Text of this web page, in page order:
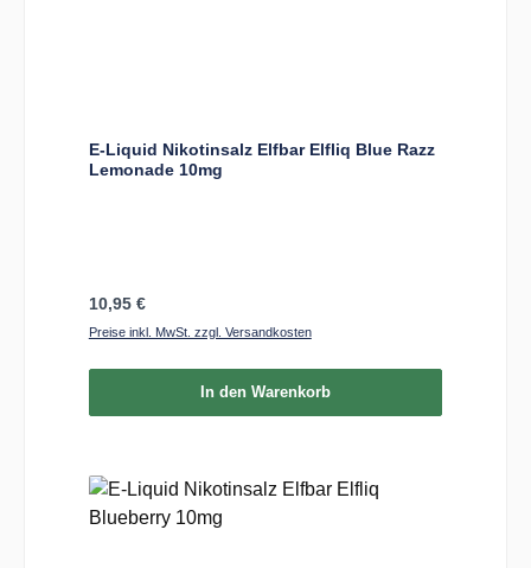
E-Liquid Nikotinsalz Elfbar Elfliq Blue Razz
Lemonade 10mg
Regulärer Preis:
10,95 €
Preise inkl. MwSt. zzgl. Versandkosten
In den Warenkorb